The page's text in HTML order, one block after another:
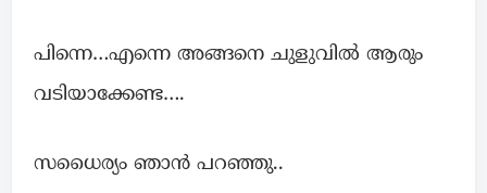
പിന്നെ…എന്നെ അങ്ങനെ ചുളുവിൽ ആരും
വടിയാക്കേണ്ട….
സധൈര്യം ഞാൻ പറഞ്ഞു..